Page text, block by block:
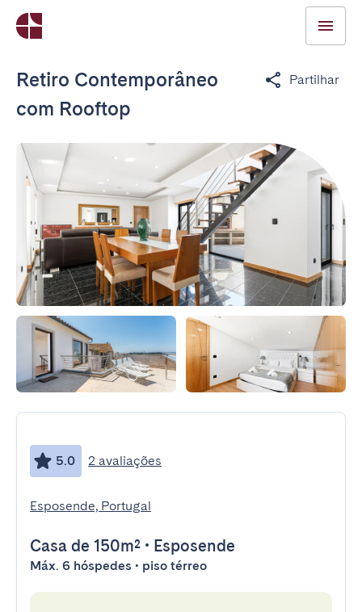
Retiro Contemporâneo
com Rooftop
Partilhar
5.0 2 avaliações
Esposende, Portugal
Casa de 150m² • Esposende
Máx. 6 hóspedes • piso térreo